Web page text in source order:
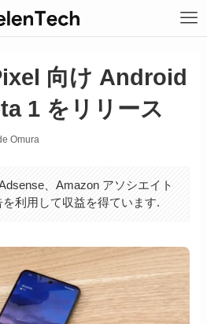
向け Android
1 をリリース
Omura
、Amazon アソシエイト
利用して収益を得ています.